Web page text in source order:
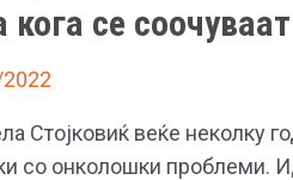
кога се
Стојковиќ веќе неколку
со онколошки проблеми.